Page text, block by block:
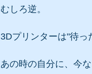
むしろ逆。
3Dプリンターは"待っ
あの時の自分に、今